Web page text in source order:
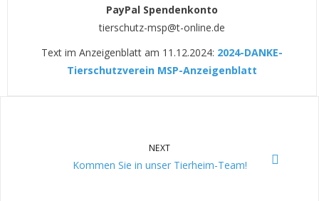
PayPal Spendenkonto
tierschutz-msp@t-online.de
Text im Anzeigenblatt am 11.12.2024: 2024-DANKE-
Tierschutzverein MSP-Anzeigenblatt
NEXT
Kommen Sie in unser Tierheim-Team!